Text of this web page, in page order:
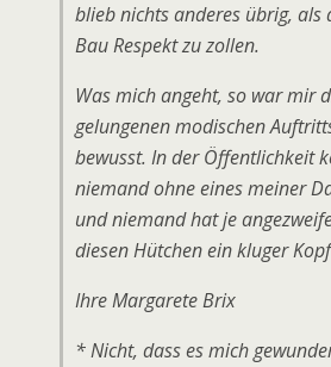
blieb nichts anderes übrig, als
Bau Respekt zu zollen.
Was mich angeht, so war mir
gelungenen modischen
bewusst. In der Öffentlichkeit
niemand ohne eines meiner
und niemand hat je
diesen Hütchen ein kluger
Ihre Margarete Brix
* Nicht, dass es mich